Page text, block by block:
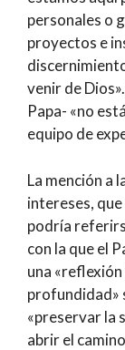
personales o
proyectos e
venir de
Papa- «no
equipo de
La mención a
intereses,
podría
con la que el
una
profundidad»
«preservar la
abrir el